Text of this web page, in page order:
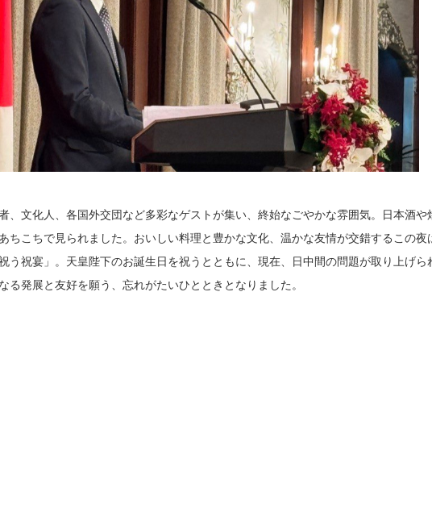
、文化人、各国外交団など多彩なゲストが集い、終始なごやかな雰囲気。日本酒や
ちこちで見られました。おいしい料理と豊かな文化、温かな友情が交錯するこの夜
う祝宴」。天皇陛下のお誕生日を祝うとともに、現在、日中間の問題が取り上げら
る発展と友好を願う、忘れがたいひとときとなりました。